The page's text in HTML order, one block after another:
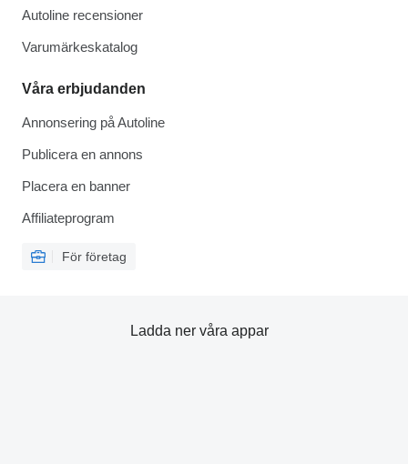
Autoline recensioner
Varumärkeskatalog
Våra erbjudanden
Annonsering på Autoline
Publicera en annons
Placera en banner
Affiliateprogram
För företag
Ladda ner våra appar